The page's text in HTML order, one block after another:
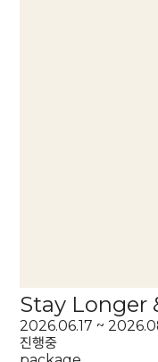
Stay Longer
2026.06.17 ~
진행중